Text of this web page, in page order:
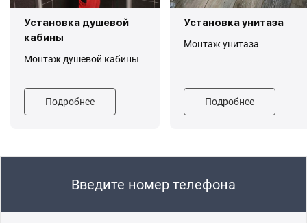
Установка душевой
кабины
Монтаж душевой кабины
Подробнее
Установка унитаза
Монтаж унитаза
Подробнее
Введите номер телефона